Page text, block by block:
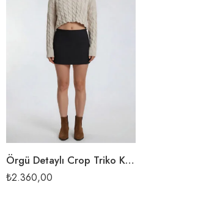
BUGÜN ÖZEL 8% İNDİRİM
Örgü Detaylı Crop Triko Kazak
₺2.360,00